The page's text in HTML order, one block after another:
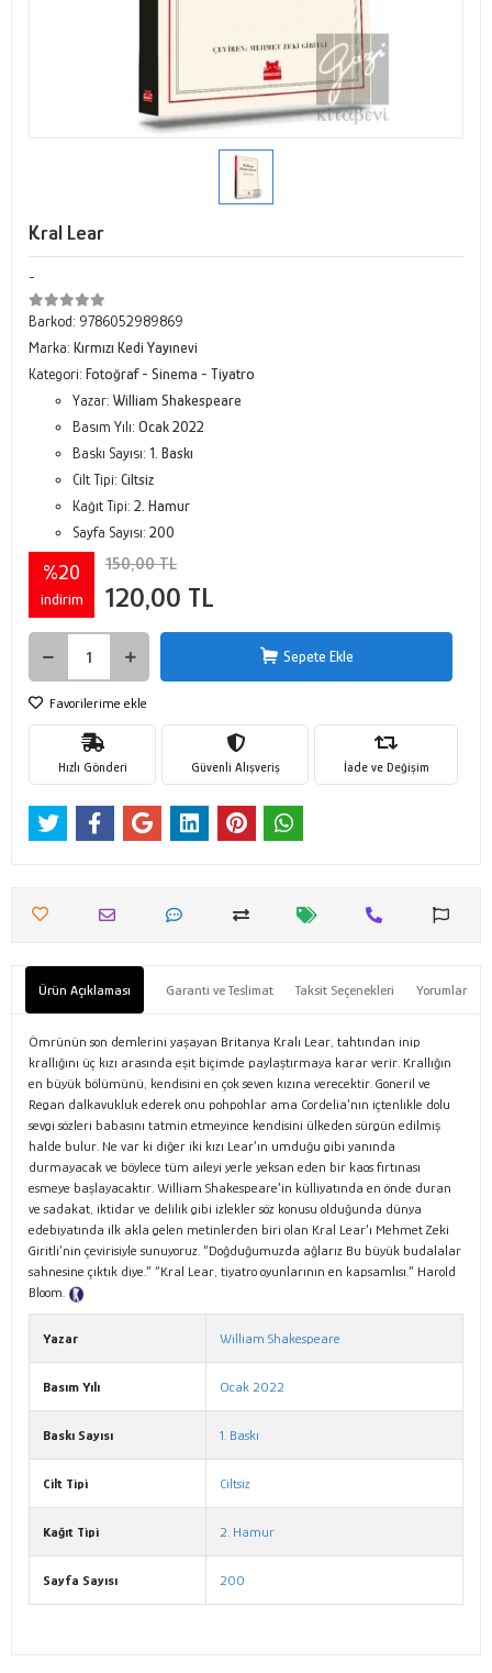
Kral Lear
-
Barkod: 9786052989869
Marka: Kırmızı Kedi Yayınevi
Kategori: Fotoğraf - Sinema - Tiyatro
Yazar: William Shakespeare
Basım Yılı: Ocak 2022
Baskı Sayısı: 1. Baskı
Cilt Tipi: Ciltsiz
Kağıt Tipi: 2. Hamur
Sayfa Sayısı: 200
%20
indirim
150,00 TL
120,00 TL
Sepete Ekle
Favorilerime ekle
Hızlı Gönderi Güvenli Alışveriş İade ve Değişim
Ürün Açıklaması Garanti ve Teslimat Taksit Seçenekleri Yorumlar
Ömrünün son demlerini yaşayan Britanya Kralı Lear, tahtından inip
krallığını üç kızı arasında eşit biçimde paylaştırmaya karar verir. Krallığın
en büyük bölümünü, kendisini en çok seven kızına verecektir. Goneril ve
Regan dalkavukluk ederek onu pohpohlar ama Cordelia’nın içtenlikle dolu
sevgi sözleri babasını tatmin etmeyince kendisini ülkeden sürgün edilmiş
halde bulur. Ne var ki diğer iki kızı Lear’ın umduğu gibi yanında
durmayacak ve böylece tüm aileyi yerle yeksan eden bir kaos fırtınası
esmeye başlayacaktır. William Shakespeare’in külliyatında en önde duran
ve sadakat, iktidar ve delilik gibi izlekler söz konusu olduğunda dünya
edebiyatında ilk akla gelen metinlerden biri olan Kral Lear’ı Mehmet Zeki
Giritli’nin çevirisiyle sunuyoruz. “Doğduğumuzda ağlarız Bu büyük budalalar
sahnesine çıktık diye.” “Kral Lear, tiyatro oyunlarının en kapsamlısı.” Harold
Bloom.
Yazar William Shakespeare
Basım Yılı Ocak 2022
Baskı Sayısı 1. Baskı
Cilt Tipi Ciltsiz
Kağıt Tipi 2. Hamur
Sayfa Sayısı 200